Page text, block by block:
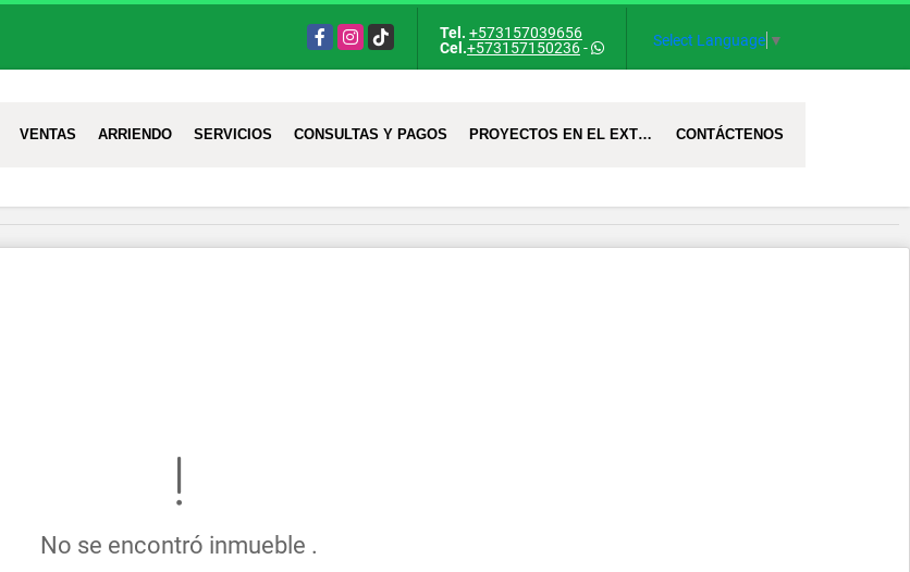
FacebookInstagram
TikTok Tel. +573157039656
Cel.+573157150236- Select Language ▼
VENTAS ARRIENDO SERVICIOS CONSULTAS Y PAGOS PROYECTOS EN EL EXTRANJERO CONTÁCTENOS
No se encontró inmueble .